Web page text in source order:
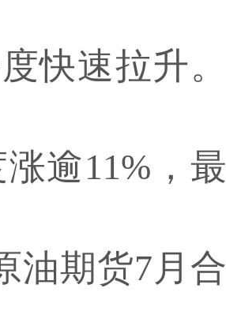
快速拉升。
逾11%，最
油期货7月合